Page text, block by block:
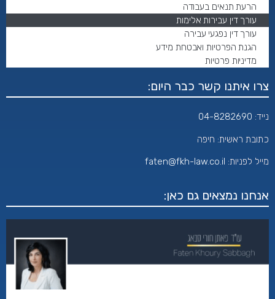
הרעת תנאים בעבודה
עורך דין עבירות אלימות
עורך דין נפגעי עבירה
הגנת הפרטיות ואבטחת מידע
מדיניות פרטיות
צרו איתנו קשר כבר היום:
נייד: 04-8282690
כתובת ראשית: חיפה
מייל לפניות: faten@fkh-law.co.il
אנחנו נמצאים גם כאן: